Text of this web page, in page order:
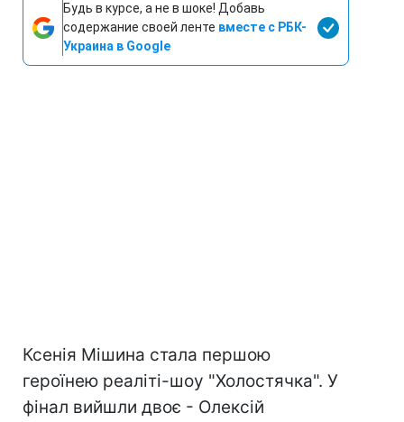
Будь в курсе, а не в шоке! Добавь
содержание своей ленте вместе с РБК-
Украина в Google
Ксенія Мішина стала першою
героїнею реаліті-шоу "Холостячка". У
фінал вийшли двоє - Олексій